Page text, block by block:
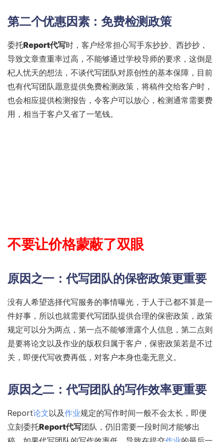
第二个优惠因素：免费检测政策
委托Report代写时，客户经常担心写手东抄抄、西抄抄，
导致文章查重率过高，不能够通过学校导师的要求，这倒是
杞人忧天的想法，不谈代写团队对原创性的基本保障，目前
也有代写团队愿意提供免费检测政策，将稿件交给客户时，
也会相应提供检测报告，令客户可以放心，检测通常需要费
用，相当于客户又省了一笔钱。
不要让价格蒙蔽了双眼
原因之一：代写团队的保密政策更重要
没有人希望选择代写服务的事情曝光，于人于己都不算是一
件好事，所以也就需要代写团队提供合理的保密政策，政策
规定可以分为两点，第一点不能够泄露个人信息，第二点则
是要将论文以及作业的版权归属于客户，保密政策若是不过
关，即便代写收费再低，对客户本身也毫无意义。
原因之二：代写团队的写作效率更重要
Report论文以及作业规定的写作时间一般不会太长，即便
立刻委托Report代写团队，仍旧需要一段时间才能够出